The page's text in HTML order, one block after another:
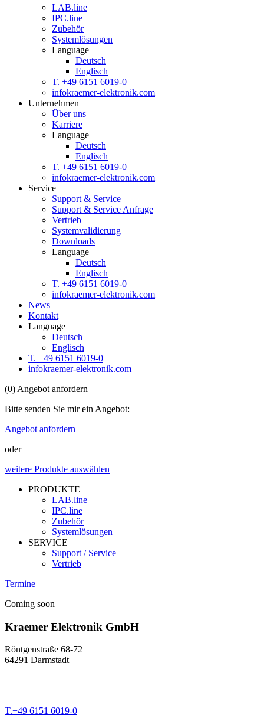
LAB.line
IPC.line
Zubehör
Systemlösungen
Language
Deutsch
Englisch
T. +49 6151 6019-0
infokraemer-elektronik.com
Unternehmen
Über uns
Karriere
Language
Deutsch
Englisch
T. +49 6151 6019-0
infokraemer-elektronik.com
Service
Support & Service
Support & Service Anfrage
Vertrieb
Systemvalidierung
Downloads
Language
Deutsch
Englisch
T. +49 6151 6019-0
infokraemer-elektronik.com
News
Kontakt
Language
Deutsch
Englisch
T. +49 6151 6019-0
infokraemer-elektronik.com
(0) Angebot anfordern
Bitte senden Sie mir ein Angebot:
Angebot anfordern
oder
weitere Produkte auswählen
PRODUKTE
LAB.line
IPC.line
Zubehör
Systemlösungen
SERVICE
Support / Service
Vertrieb
Termine
Coming soon
Kraemer Elektronik GmbH
Röntgenstraße 68-72
64291 Darmstadt
T.+49 6151 6019-0